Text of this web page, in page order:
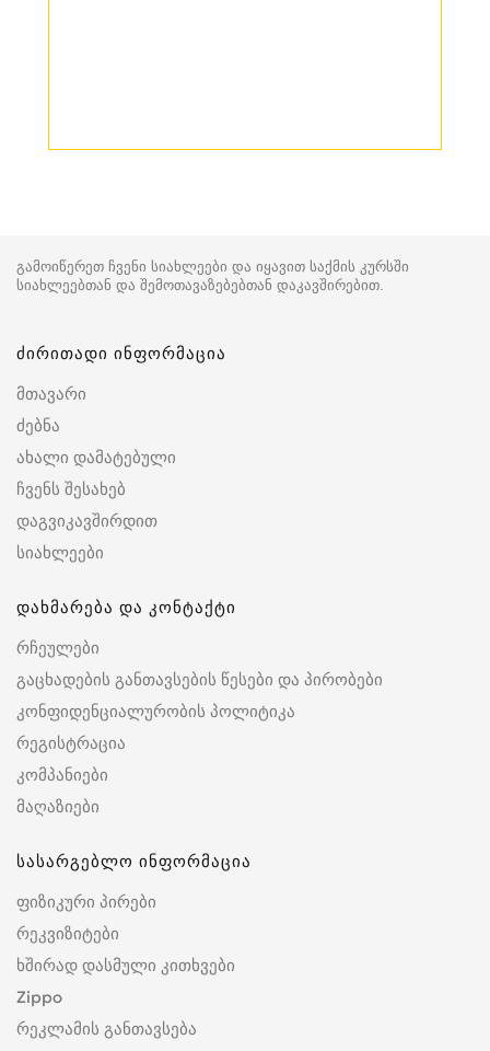
გამოიწერეთ ჩვენი სიახლეები და იყავით საქმის კურსში
სიახლეებთან და შემოთავაზებებთან დაკავშირებით.
ძირითადი ინფორმაცია
მთავარი
ძებნა
ახალი დამატებული
ჩვენს შესახებ
დაგვიკავშირდით
სიახლეები
დახმარება და კონტაქტი
რჩეულები
გაცხადების განთავსების წესები და პირობები
კონფიდენციალურობის პოლიტიკა
რეგისტრაცია
კომპანიები
მაღაზიები
სასარგებლო ინფორმაცია
ფიზიკური პირები
რეკვიზიტები
ხშირად დასმული კითხვები
Zippo
რეკლამის განთავსება